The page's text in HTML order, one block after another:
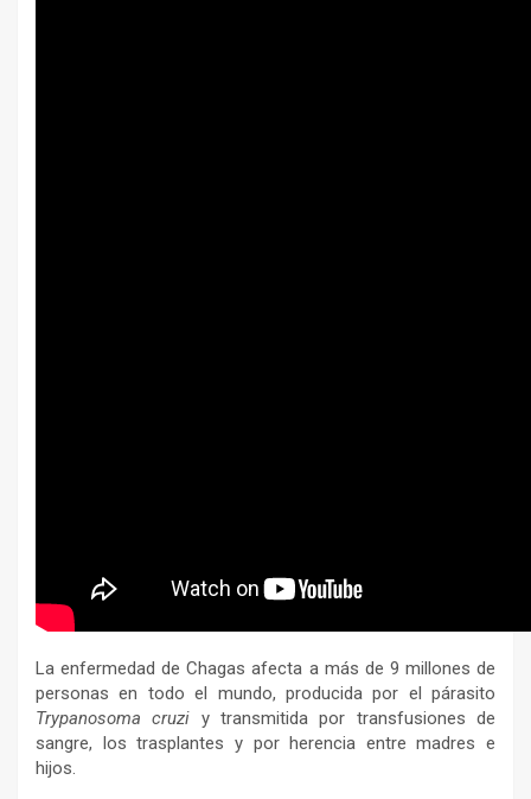
La enfermedad de Chagas afecta a más de 9 millones de
personas en todo el mundo, producida por el párasito
Trypanosoma cruzi y transmitida por transfusiones de
sangre, los trasplantes y por herencia entre madres e
hijos.